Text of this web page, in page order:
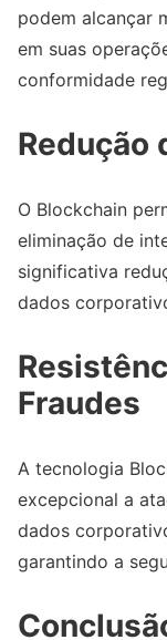
podem alcançar
em suas
conformidade
Redução
O Blockchain
eliminação de
significativa
dados
Fraudes
A tecnologia
excepcional a
dados
garantindo a